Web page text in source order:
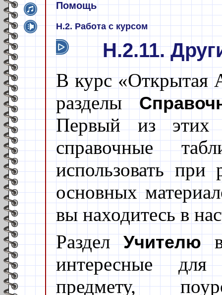
Помощь
H.2. Работа с курсом
H.2.11.
В курс «Открытая
разделы
Первый из этих
справочные
использовать
основных
вы находитесь в
РазделУчителю
интересные
предмету,